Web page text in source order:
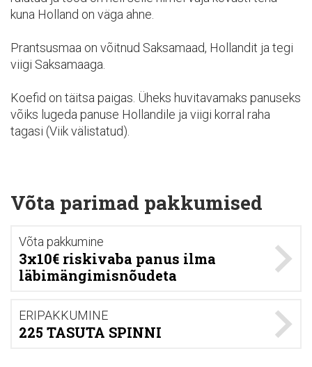
kuna Holland on väga ahne.
Prantsusmaa on võitnud Saksamaad, Hollandit ja tegi
viigi Saksamaaga.
Koefid on täitsa paigas. Üheks huvitavamaks panuseks
võiks lugeda panuse Hollandile ja viigi korral raha
tagasi (Viik välistatud).
Võta parimad pakkumised
Võta pakkumine
3x10€ riskivaba panus ilma
läbimängimisnõudeta
ERIPAKKUMINE
225 TASUTA SPINNI